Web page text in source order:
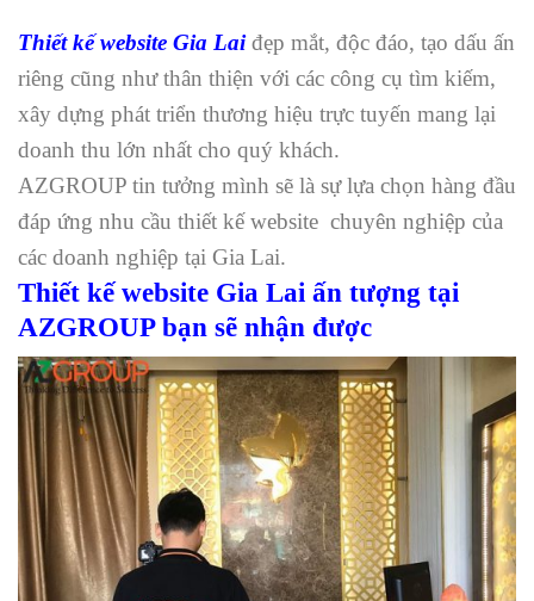
Thiết kế website Gia Laiđẹp mắt, độc đáo, tạo dấu ấn
riêng cũng như thân thiện với các công cụ tìm kiếm,
xây dựng phát triển thương hiệu trực tuyến mang lại
doanh thu lớn nhất cho quý khách.
AZGROUP tin tưởng mình sẽ là sự lựa chọn hàng đầu
đáp ứng nhu cầu thiết kế website chuyên nghiệp của
các doanh nghiệp tại Gia Lai.
Thiết kế website Gia Lai ấn tượng tại
AZGROUP bạn sẽ nhận được